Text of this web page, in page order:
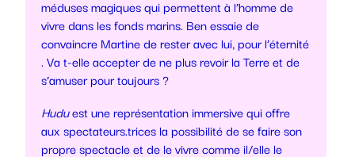
méduses magiques qui permettent à l’homme de
vivre dans les fonds marins. Ben essaie de
convaincre Martine de rester avec lui, pour l’éternité
. Va t-elle accepter de ne plus revoir la Terre et de
s’amuser pour toujours ?
Huduest une représentation immersive qui offre
aux spectateurs.trices la possibilité de se faire son
propre spectacle et de le vivre comme il/elle le